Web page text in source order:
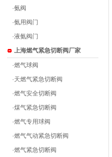
·氨阀
·氨用阀门
·液氨阀门
上海燃气紧急切断阀厂家
·燃气球阀
·天燃气紧急切断阀
·燃气安全切断阀
·煤气紧急切断阀
·燃气专用球阀
·燃气气动紧急切断阀
·燃气紧急切断阀